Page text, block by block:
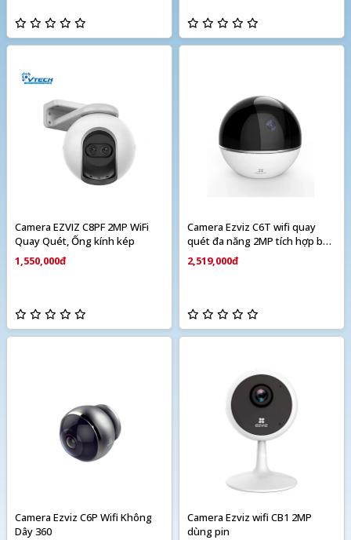
Camera EZVIZ C8PF 2MP WiFi
Quay Quét, Ống kính kép
1,550,000đ
Camera Ezviz C6T wifi quay
quét đa năng 2MP tích hợp báo
động
2,519,000đ
Camera Ezviz C6P Wifi Không
Dây 360
Camera Ezviz wifi CB1 2MP
dùng pin